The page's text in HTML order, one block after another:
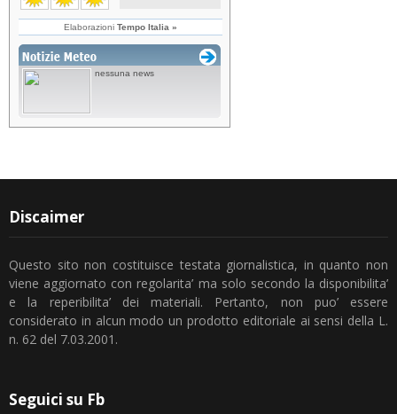
Discaimer
Questo sito non costituisce testata giornalistica, in quanto non
viene aggiornato con regolarita’ ma solo secondo la disponibilita’
e la reperibilita’ dei materiali. Pertanto, non puo’ essere
considerato in alcun modo un prodotto editoriale ai sensi della L.
n. 62 del 7.03.2001.
Seguici su Fb